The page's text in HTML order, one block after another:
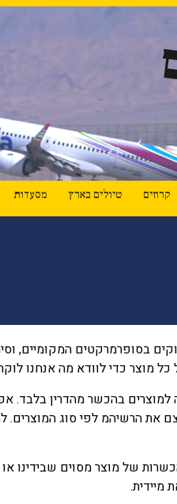
קרוזים טיולים בארץ מסעדות
בסופרמרקטים המקומיים,
מוצר כדי לוודא מה אנחנו
בהכשר מהדרין בלבד.
הרשיהמ לפי סוג המוצרים.
של מוצר מסוים שבידינו או
מיידית.